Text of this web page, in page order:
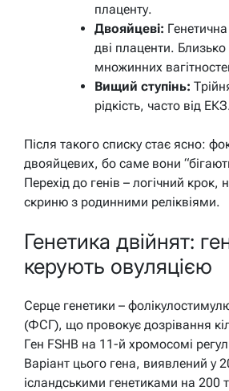
плаценту.
Двояйцеві:
дві плаценти. Близько
множинних
Вищий ступінь:
рідкість, часто від
Після такого списку стає ясно:
двояйцевих, бо саме вони
Перехід до генів – логічний крок,
скриню з родинними реліквіями.
Генетика двійнят:
керують овуляцією
Серце генетики –
(ФСГ), що провокує дозрівання
Ген FSHB на 11-й хромосомі
Варіант цього гена, виявлений у
ісландськими генетиками на 200